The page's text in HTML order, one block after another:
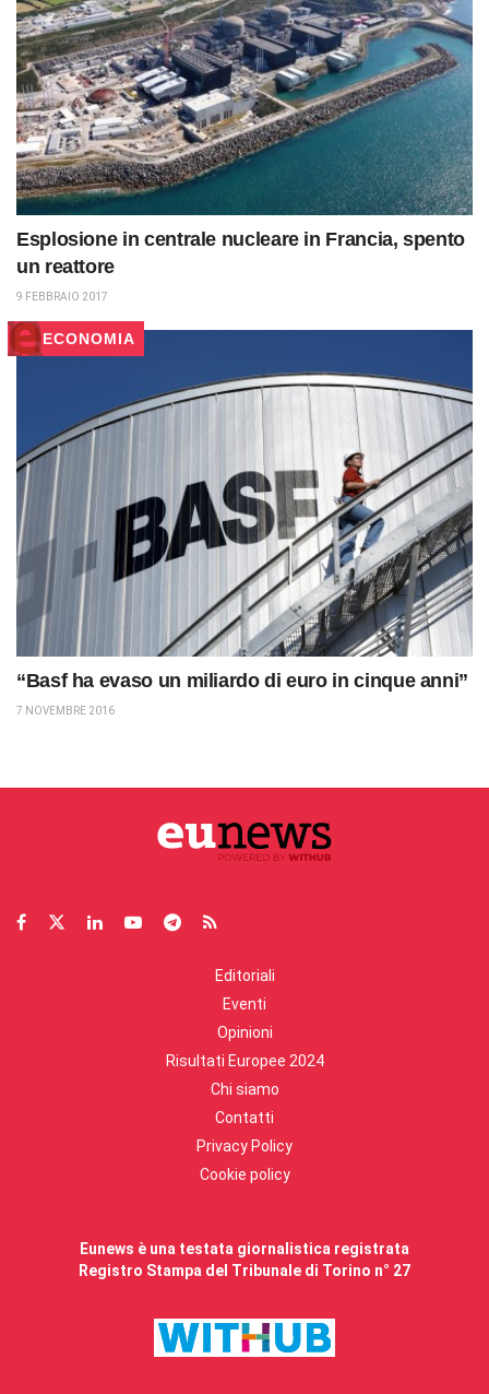
Esplosione in centrale nucleare in Francia, spento
un reattore
9 FEBBRAIO 2017
ECONOMIA
“Basf ha evaso un miliardo di euro in cinque anni”
7 NOVEMBRE 2016
Editoriali
Eventi
Opinioni
Risultati Europee 2024
Chi siamo
Contatti
Privacy Policy
Cookie policy
Eunews è una testata giornalistica registrata
Registro Stampa del Tribunale di Torino n° 27